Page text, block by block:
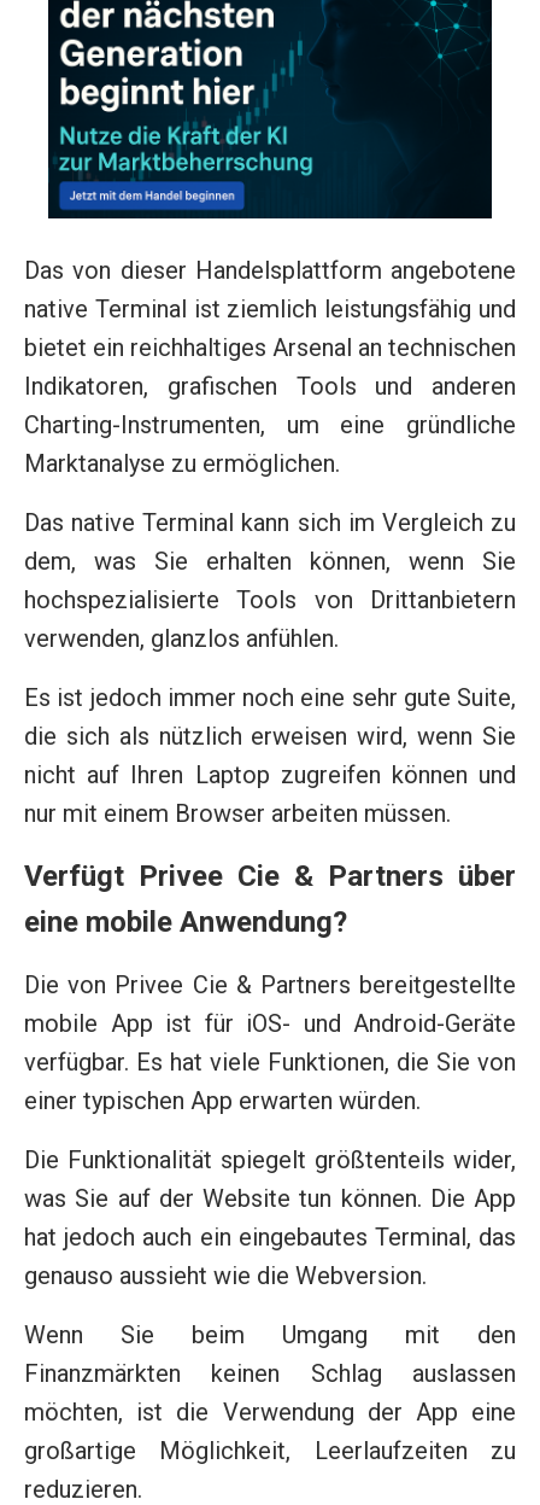
Das von dieser Handelsplattform angebotene
native Terminal ist ziemlich leistungsfähig und
bietet ein reichhaltiges Arsenal an technischen
Indikatoren, grafischen Tools und anderen
Charting-Instrumenten, um eine gründliche
Marktanalyse zu ermöglichen.
Das native Terminal kann sich im Vergleich zu
dem, was Sie erhalten können, wenn Sie
hochspezialisierte Tools von Drittanbietern
verwenden, glanzlos anfühlen.
Es ist jedoch immer noch eine sehr gute Suite,
die sich als nützlich erweisen wird, wenn Sie
nicht auf Ihren Laptop zugreifen können und
nur mit einem Browser arbeiten müssen.
Verfügt Privee Cie & Partners über
eine mobile Anwendung?
Die von Privee Cie & Partners bereitgestellte
mobile App ist für iOS- und Android-Geräte
verfügbar. Es hat viele Funktionen, die Sie von
einer typischen App erwarten würden.
Die Funktionalität spiegelt größtenteils wider,
was Sie auf der Website tun können. Die App
hat jedoch auch ein eingebautes Terminal, das
genauso aussieht wie die Webversion.
Wenn Sie beim Umgang mit den
Finanzmärkten keinen Schlag auslassen
möchten, ist die Verwendung der App eine
großartige Möglichkeit, Leerlaufzeiten zu
reduzieren.